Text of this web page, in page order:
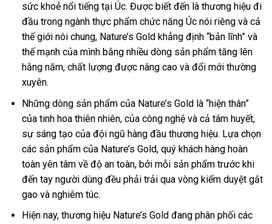
sức khoẻ nổi tiếng tại Úc. Được biết đến là thương hiệu đi
đầu trong ngành thực phẩm chức năng Úc nói riêng và cả
thế giới nói chung, Nature’s Gold khẳng định “bản lĩnh” và
thế mạnh của mình bằng nhiều dòng sản phẩm tăng lên
hằng năm, chất lượng được nâng cao và đổi mới thường
xuyên.
Những dòng sản phẩm của Nature’s Gold là “hiện thân”
của tinh hoa thiên nhiên, của công nghệ và cả tâm huyết,
sự sáng tạo của đội ngũ hàng đầu thương hiệu. Lựa chọn
các sản phẩm của Nature’s Gold, quý khách hàng hoàn
toàn yên tâm về độ an toàn, bởi mỗi sản phẩm trước khi
đến tay người dùng đều phải trải qua vòng kiểm duyệt gắt
gao và nghiêm túc.
Hiện nay, thương hiệu Nature’s Gold đang phân phối các